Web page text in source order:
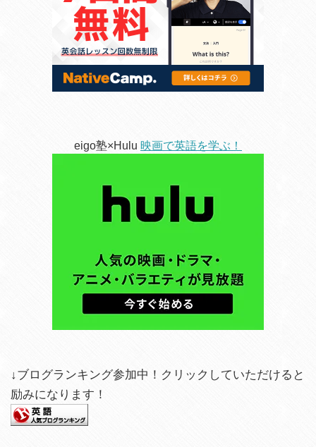
eigo塾×Hulu 映画で英語を学ぶ！
↓ブログランキング参加中！クリックしていただけると
励みになります！